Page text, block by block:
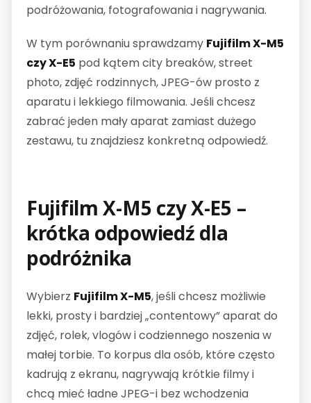
podróżowania, fotografowania i nagrywania.
W tym porównaniu sprawdzamy Fujifilm X-M5
czy X-E5 pod kątem city breaków, street
photo, zdjęć rodzinnych, JPEG-ów prosto z
aparatu i lekkiego filmowania. Jeśli chcesz
zabrać jeden mały aparat zamiast dużego
zestawu, tu znajdziesz konkretną odpowiedź.
Fujifilm X-M5 czy X-E5 –
krótka odpowiedź dla
podróżnika
Wybierz Fujifilm X-M5, jeśli chcesz możliwie
lekki, prosty i bardziej „contentowy” aparat do
zdjęć, rolek, vlogów i codziennego noszenia w
małej torbie. To korpus dla osób, które często
kadrują z ekranu, nagrywają krótkie filmy i
chcą mieć ładne JPEG-i bez wchodzenia